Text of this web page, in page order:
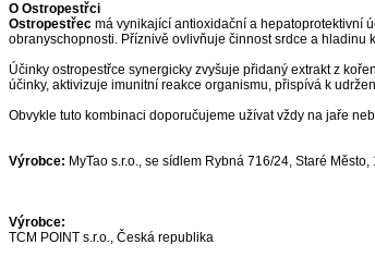
O Ostropestřci
Ostropestřec má vynikající antioxidační a hepatoprotektivní
obranyschopnosti. Příznivě ovlivňuje činnost srdce a hladinu
Účinky ostropestřce synergicky zvyšuje přidaný extrakt z
účinky, aktivizuje imunitní reakce organismu, přispívá k
Obvykle tuto kombinaci doporučujeme užívat vždy na jaře
Výrobce: MyTao s.r.o., se sídlem Rybná 716/24, Staré Město,
Výrobce:
TCM POINT s.r.o., Česká republika